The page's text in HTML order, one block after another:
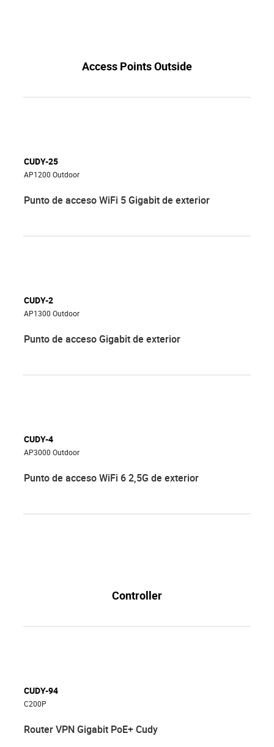
Access Points Outside
CUDY-25
AP1200 Outdoor
Punto de acceso WiFi 5 Gigabit de exterior
CUDY-2
AP1300 Outdoor
Punto de acceso Gigabit de exterior
CUDY-4
AP3000 Outdoor
Punto de acceso WiFi 6 2,5G de exterior
Controller
CUDY-94
C200P
Router VPN Gigabit PoE+ Cudy